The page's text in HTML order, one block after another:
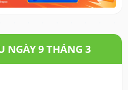
NGÀY 9 THÁNG 3